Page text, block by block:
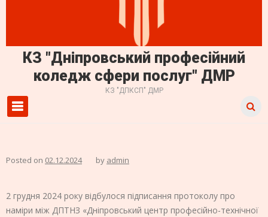
КЗ "Дніпровський професійний
коледж сфери послуг" ДМР
КЗ "ДПКСП" ДМР
Posted on 02.12.2024 by admin
2 грудня 2024 року відбулося підписання протоколу про
наміри між ДПТНЗ «Дніпровський центр професійно-технічної